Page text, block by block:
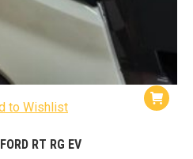
to Wishlist
RT RG EV